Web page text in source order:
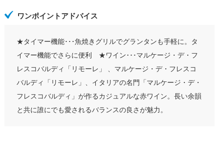
ワンポイントアドバイス
★タイマー機能･･･魚焼きグリルでグランタンも手軽に。タ
イマー機能でさらに便利 ★ワイン･･･マルケージ・デ・フ
レスコバルディ「リモーレ」 、マルケージ・デ・フレスコ
バルディ「リモーレ」、イタリアの名門「マルケージ・デ・
フレスコバルディ」が作るカジュアルな赤ワイン。長い余韻
と共に誰にでも愛されるバランスの良さが魅力。